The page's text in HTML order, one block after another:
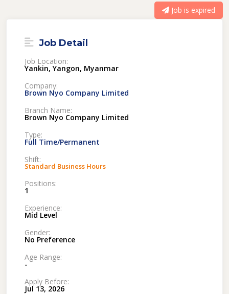
Job is expired
Job Detail
Job Location:
Yankin, Yangon, Myanmar
Company:
Brown Nyo Company Limited
Branch Name:
Brown Nyo Company Limited
Type:
Full Time/Permanent
Shift:
Standard Business Hours
Positions:
1
Experience:
Mid Level
Gender:
No Preference
Age Range:
-
Apply Before:
Jul 13, 2026